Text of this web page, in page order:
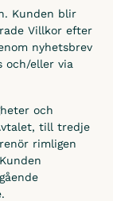
Kunden blir
Villkor efter
nyhetsbrev
och/eller via
och
till tredje
rimligen